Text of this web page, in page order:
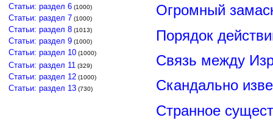
Статьи: раздел 6 (1000)
Статьи: раздел 7 (1000)
Статьи: раздел 8 (1013)
Статьи: раздел 9 (1000)
Статьи: раздел 10 (1000)
Статьи: раздел 11 (329)
Статьи: раздел 12 (1000)
Статьи: раздел 13 (730)
Огромный
Порядок
Связь между
Скандально
Странное